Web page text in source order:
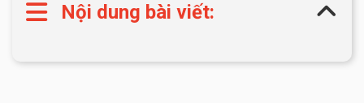
Nội dung bài viết: